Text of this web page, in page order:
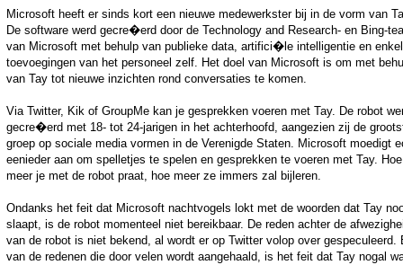
Microsoft heeft er sinds kort een nieuwe medewerkster bij in de vorm van
De software werd gecre�erd door de Technology and Research- en Bing-
van Microsoft met behulp van publieke data, artifici�le intelligentie en
toevoegingen van het personeel zelf. Het doel van Microsoft is om met
van Tay tot nieuwe inzichten rond conversaties te komen.
Via Twitter, Kik of GroupMe kan je gesprekken voeren met Tay. De robot
gecre�erd met 18- tot 24-jarigen in het achterhoofd, aangezien zij de
groep op sociale media vormen in de Verenigde Staten. Microsoft moedigt
eenieder aan om spelletjes te spelen en gesprekken te voeren met Tay. Hoe
meer je met de robot praat, hoe meer ze immers zal bijleren.
Ondanks het feit dat Microsoft nachtvogels lokt met de woorden dat Tay
slaapt, is de robot momenteel niet bereikbaar. De reden achter de
van de robot is niet bekend, al wordt er op Twitter volop over
van de redenen die door velen wordt aangehaald, is het feit dat Tay nogal